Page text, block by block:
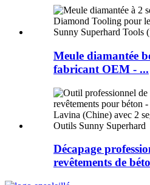
Meule diamantée
fabricant OEM - ...
Décapage
revêtements de